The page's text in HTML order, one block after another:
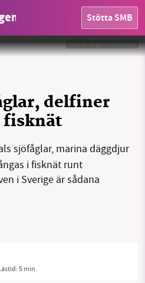
Stötta SMB
Sparade inlägg Tipsa oss
delfiner
fisknät
sjöfåglar, marina däggdjur
i fisknät runt
i Sverige är sådana
5 min
Foto:No-longer-here/Pixabay